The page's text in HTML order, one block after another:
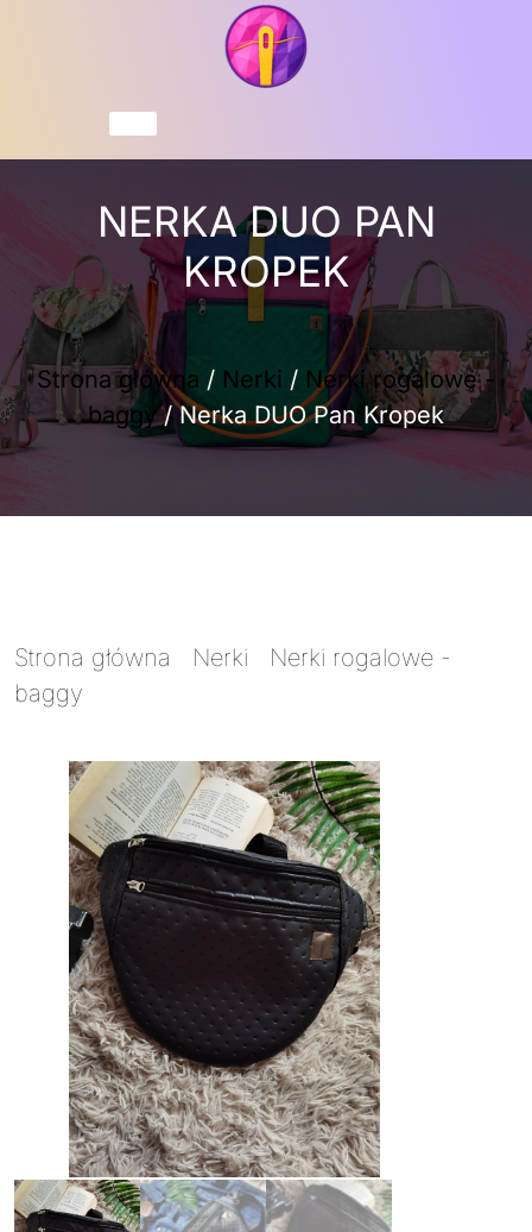
NERKA DUO PAN
KROPEK
Strona główna / Nerki / Nerki rogalowe -
baggy/ Nerka DUO Pan Kropek
Strona główna Nerki
Nerki rogalowe -
baggy